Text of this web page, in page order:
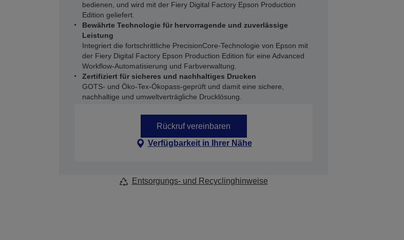
bedienen, und wird mit der Fiery Digital Factory Epson Production
Edition geliefert.
Bewährte Technologie für hervorragende und zuverlässige
Leistung
Integriert die fortschrittliche PrecisionCore-Technologie von Epson mit
der Fiery Digital Factory Epson Production Edition für eine Advanced
Workflow-Automatisierung und Farbverwaltung.
Zertifiziert für sicheres und nachhaltiges Drucken
GOTS- und Öko-Tex-Ökopass-geprüft und damit eine sichere,
nachhaltige und umweltverträgliche Drucklösung.
Rückruf vereinbaren
Verfügbarkeit in Ihrer Nähe
Entsorgungs- und Recyclinghinweise